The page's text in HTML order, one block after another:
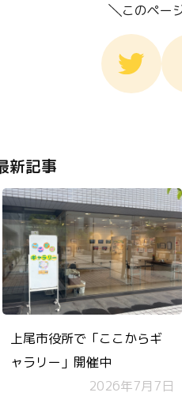
このペー
新記事
上尾市役所で「ここからギ
ャラリー」開催中
2026年7月7日